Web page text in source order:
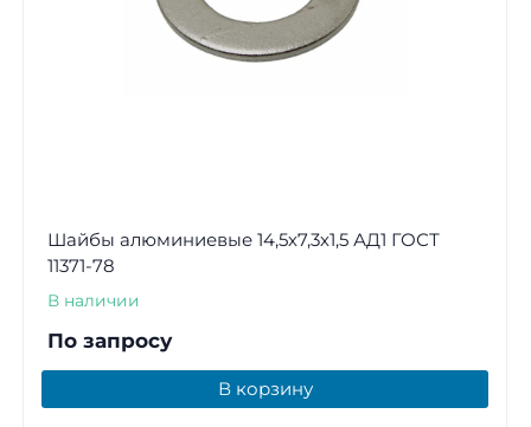
Шайбы алюминиевые 14,5х7,3х1,5 АД1 ГОСТ
11371-78
В наличии
По запросу
В корзину